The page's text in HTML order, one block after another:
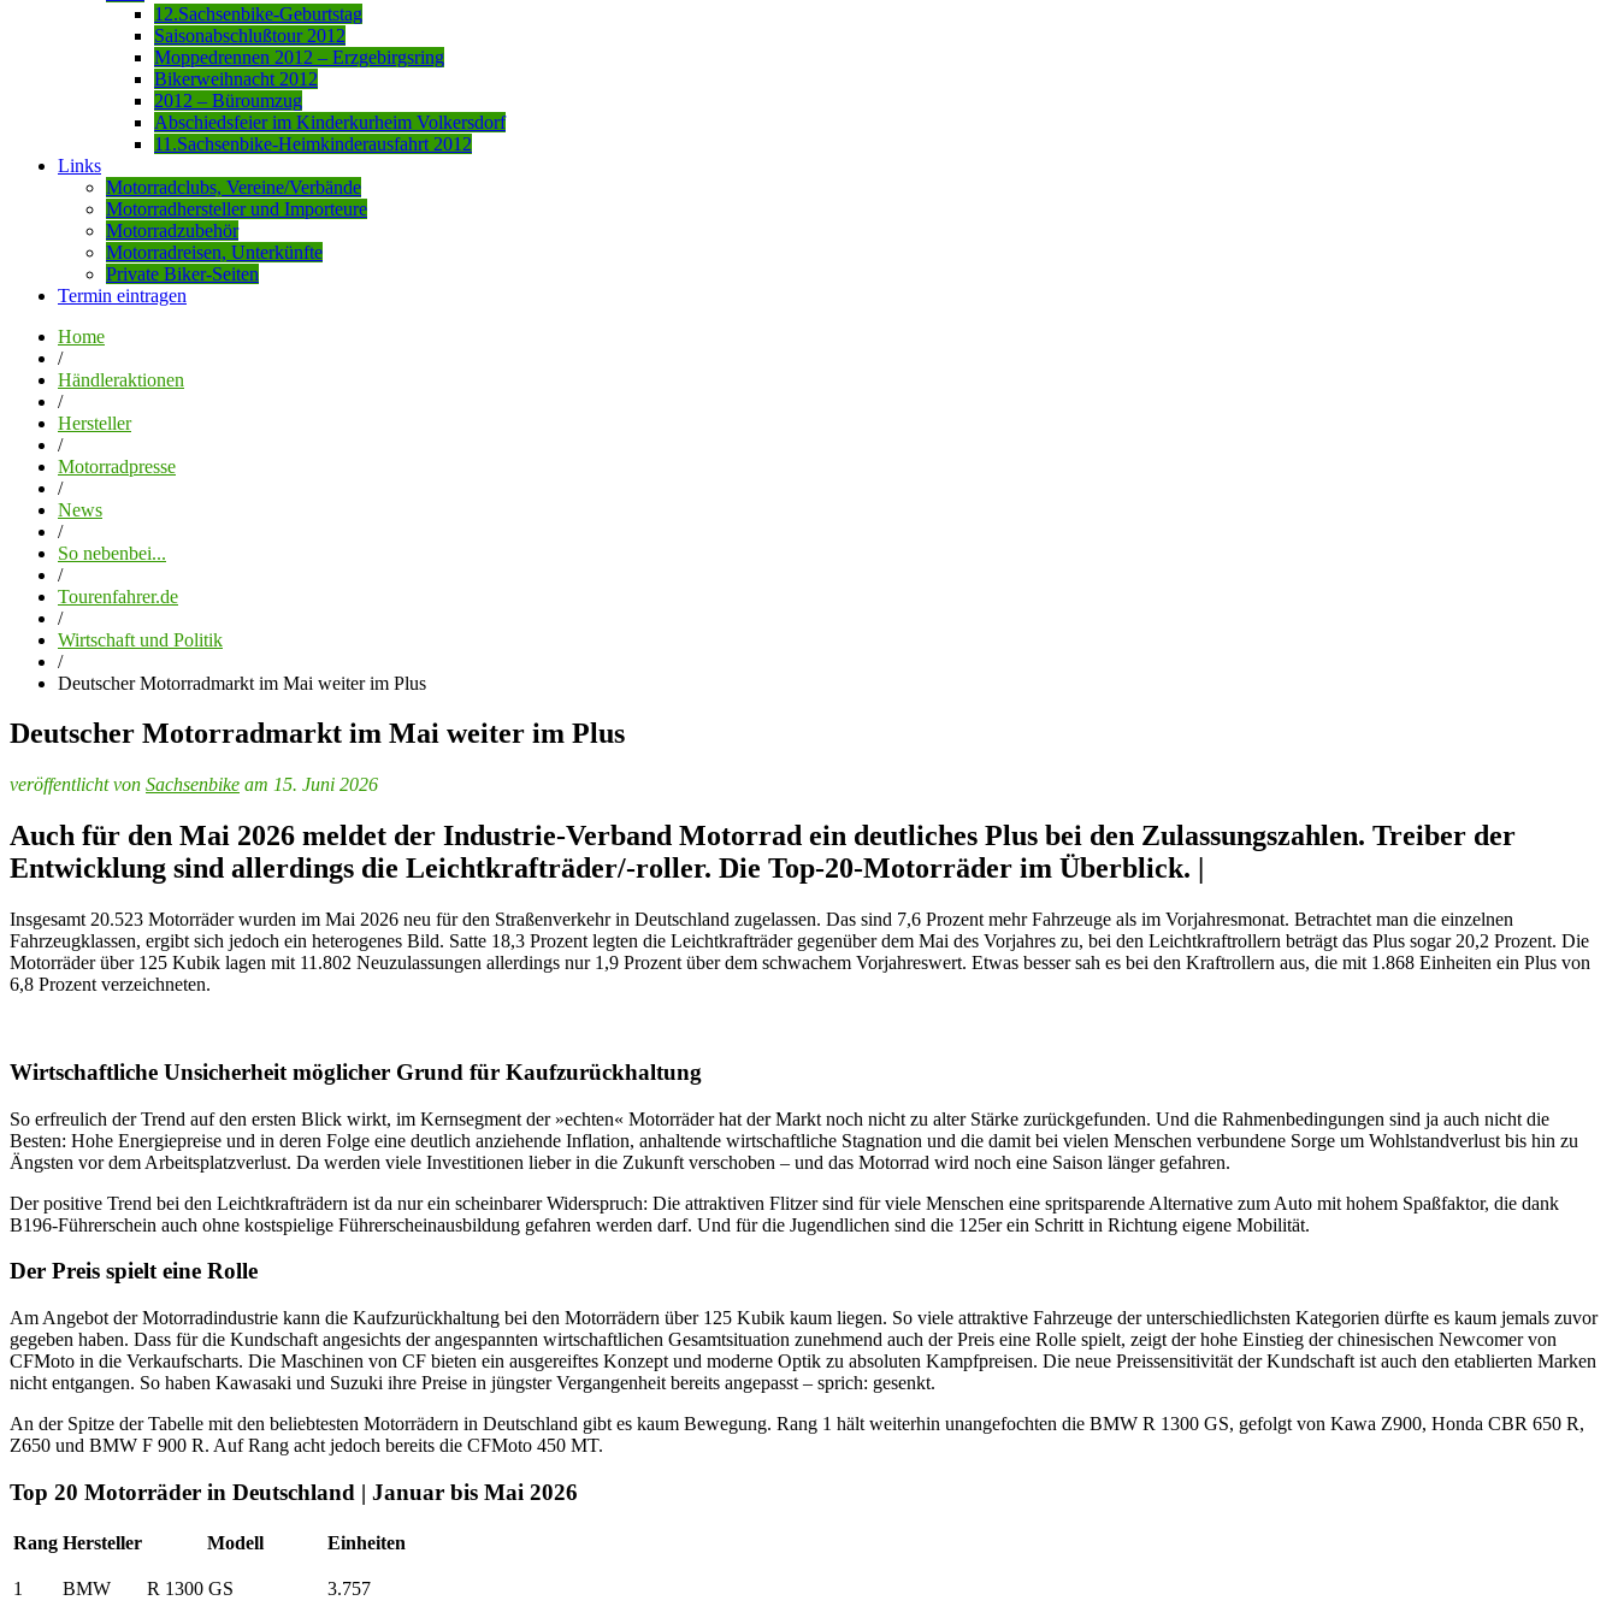
12.Sachsenbike-Geburtstag
Saisonabschlußtour 2012
Moppedrennen 2012 – Erzgebirgsring
Bikerweihnacht 2012
2012 – Büroumzug
Abschiedsfeier im Kinderkurheim Volkersdorf
11.Sachsenbike-Heimkinderausfahrt 2012
Links
Motorradclubs, Vereine/Verbände
Motorradhersteller und Importeure
Motorradzubehör
Motorradreisen, Unterkünfte
Private Biker-Seiten
Termin eintragen
Home
/
Händleraktionen
/
Hersteller
/
Motorradpresse
/
News
/
So nebenbei...
/
Tourenfahrer.de
/
Wirtschaft und Politik
/
Deutscher Motorradmarkt im Mai weiter im Plus
Deutscher Motorradmarkt im Mai weiter im Plus
veröffentlicht von Sachsenbike am 15. Juni 2026
Auch für den Mai 2026 meldet der Industrie-Verband Motorrad ein deutliches Plus bei den Zulassungszahlen. Treiber der
Entwicklung sind allerdings die Leichtkrafträder/-roller. Die Top-20-Motorräder im Überblick. |
Insgesamt 20.523 Motorräder wurden im Mai 2026 neu für den Straßenverkehr in Deutschland zugelassen. Das sind 7,6 Prozent mehr Fahrzeuge als im Vorjahresmonat. Betrachtet man die einzelnen
Fahrzeugklassen, ergibt sich jedoch ein heterogenes Bild. Satte 18,3 Prozent legten die Leichtkrafträder gegenüber dem Mai des Vorjahres zu, bei den Leichtkraftrollern beträgt das Plus sogar 20,2 Prozent. Die
Motorräder über 125 Kubik lagen mit 11.802 Neuzulassungen allerdings nur 1,9 Prozent über dem schwachem Vorjahreswert. Etwas besser sah es bei den Kraftrollern aus, die mit 1.868 Einheiten ein Plus von
6,8 Prozent verzeichneten.
Wirtschaftliche Unsicherheit möglicher Grund für Kaufzurückhaltung
So erfreulich der Trend auf den ersten Blick wirkt, im Kernsegment der »echten« Motorräder hat der Markt noch nicht zu alter Stärke zurückgefunden. Und die Rahmenbedingungen sind ja auch nicht die
Besten: Hohe Energiepreise und in deren Folge eine deutlich anziehende Inflation, anhaltende wirtschaftliche Stagnation und die damit bei vielen Menschen verbundene Sorge um Wohlstandverlust bis hin zu
Ängsten vor dem Arbeitsplatzverlust. Da werden viele Investitionen lieber in die Zukunft verschoben – und das Motorrad wird noch eine Saison länger gefahren.
Der positive Trend bei den Leichtkrafträdern ist da nur ein scheinbarer Widerspruch: Die attraktiven Flitzer sind für viele Menschen eine spritsparende Alternative zum Auto mit hohem Spaßfaktor, die dank
B196-Führerschein auch ohne kostspielige Führerscheinausbildung gefahren werden darf. Und für die Jugendlichen sind die 125er ein Schritt in Richtung eigene Mobilität.
Der Preis spielt eine Rolle
Am Angebot der Motorradindustrie kann die Kaufzurückhaltung bei den Motorrädern über 125 Kubik kaum liegen. So viele attraktive Fahrzeuge der unterschiedlichsten Kategorien dürfte es kaum jemals zuvor
gegeben haben. Dass für die Kundschaft angesichts der angespannten wirtschaftlichen Gesamtsituation zunehmend auch der Preis eine Rolle spielt, zeigt der hohe Einstieg der chinesischen Newcomer von
CFMoto in die Verkaufscharts. Die Maschinen von CF bieten ein ausgereiftes Konzept und moderne Optik zu absoluten Kampfpreisen. Die neue Preissensitivität der Kundschaft ist auch den etablierten Marken
nicht entgangen. So haben Kawasaki und Suzuki ihre Preise in jüngster Vergangenheit bereits angepasst – sprich: gesenkt.
An der Spitze der Tabelle mit den beliebtesten Motorrädern in Deutschland gibt es kaum Bewegung. Rang 1 hält weiterhin unangefochten die BMW R 1300 GS, gefolgt von Kawa Z900, Honda CBR 650 R,
Z650 und BMW F 900 R. Auf Rang acht jedoch bereits die CFMoto 450 MT.
Top 20 Motorräder in Deutschland | Januar bis Mai 2026
Rang Hersteller Modell Einheiten
1 BMW R 1300 GS 3.757